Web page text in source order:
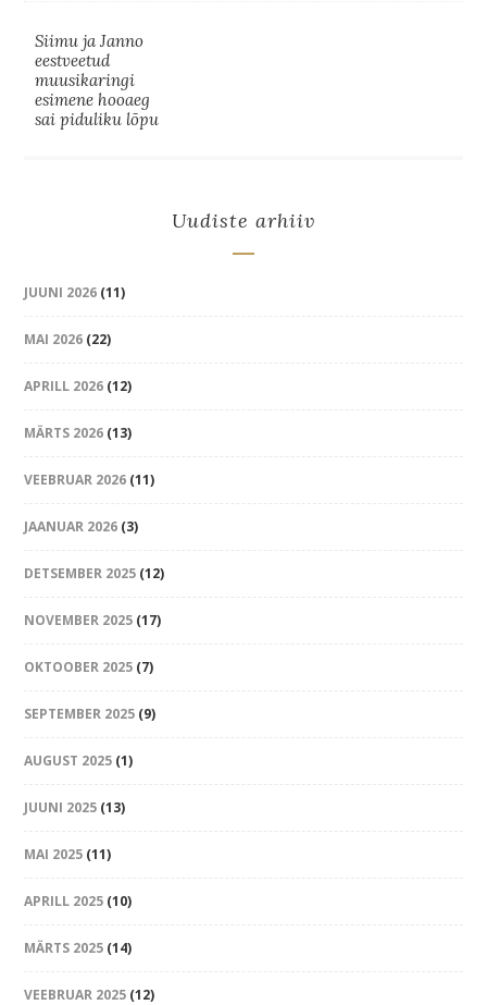
Siimu ja Janno
eestveetud
muusikaringi
esimene hooaeg
sai piduliku lõpu
Uudiste arhiiv
JUUNI 2026 (11)
MAI 2026 (22)
APRILL 2026 (12)
MÄRTS 2026 (13)
VEEBRUAR 2026 (11)
JAANUAR 2026 (3)
DETSEMBER 2025 (12)
NOVEMBER 2025 (17)
OKTOOBER 2025 (7)
SEPTEMBER 2025 (9)
AUGUST 2025 (1)
JUUNI 2025 (13)
MAI 2025 (11)
APRILL 2025 (10)
MÄRTS 2025 (14)
VEEBRUAR 2025 (12)